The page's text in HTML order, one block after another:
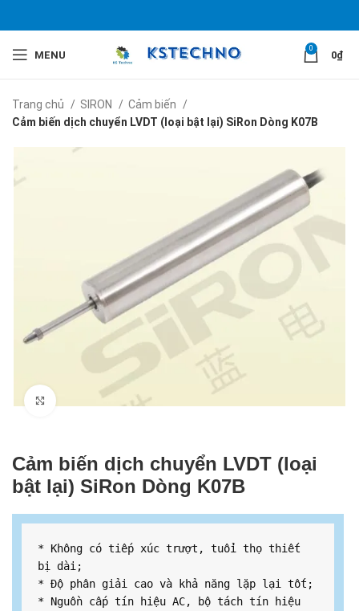
MENU
0
0₫
Trang chủ SIRON
Cảm biến
Cảm biến dịch chuyển LVDT (loại bật lại) SiRon Dòng K07B
Click to enlarge
Cảm biến dịch chuyển LVDT (loại
bật lại) SiRon Dòng K07B
* Không có tiếp xúc trượt, tuổi thọ thiết
bị dài;
* Độ phân giải cao và khả năng lặp lại tốt;
* Nguồn cấp tín hiệu AC, bộ tách tín hiệu